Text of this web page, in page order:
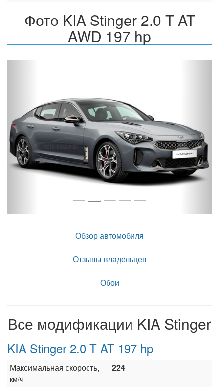
Фото KIA Stinger 2.0 T AT
AWD 197 hp
Обзор автомобиля
Отзывы владельцев
Обои
Все модификации KIA Stinger
KIA Stinger 2.0 T AT 197 hp
Максимальная скорость,
км/ч
224